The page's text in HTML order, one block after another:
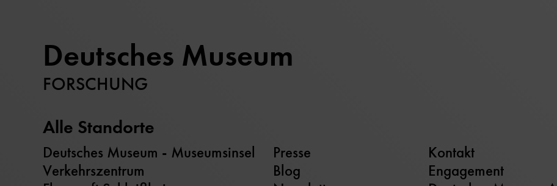
Deutsches Museum
FORSCHUNG
Alle Standorte
Deutsches Museum - Museumsinsel
Verkehrszentrum
Presse
Blog
Kontakt
Engagement